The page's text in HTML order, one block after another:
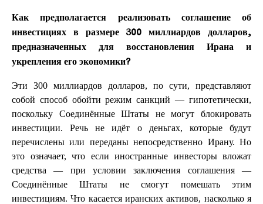
Как предполагается реализовать соглашение об
инвестициях в размере 300 миллиардов долларов,
предназначенных для восстановления Ирана и
укрепления его экономики?
Эти 300 миллиардов долларов, по сути, представляют
собой способ обойти режим санкций — гипотетически,
поскольку Соединённые Штаты не могут блокировать
инвестиции. Речь не идёт о деньгах, которые будут
перечислены или переданы непосредственно Ирану. Но
это означает, что если иностранные инвесторы вложат
средства — при условии заключения соглашения —
Соединённые Штаты не смогут помешать этим
инвестициям. Что касается иранских активов, насколько я